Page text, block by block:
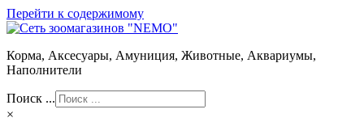
Перейти к содержимому
Корма, Аксесуары, Амуниция, Животные, Аквариумы,
Наполнители
Поиск ...
×